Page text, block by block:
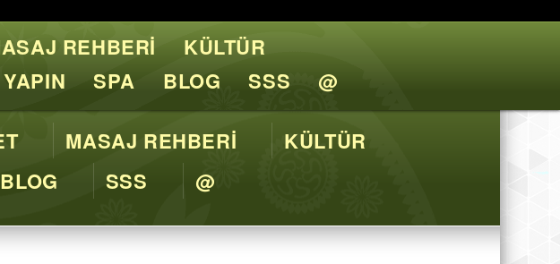
Tavsiyeler
MASAJ REHBERİ
KÜLTÜR
BLOG SSS @
REHBERİ
KÜLTÜR
SPA BLOG SSS @